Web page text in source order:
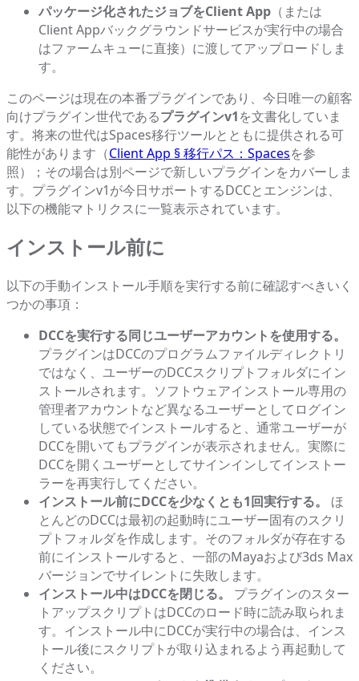
パッケージ化されたジョブをClient App （または
Client Appバックグラウンドサービスが実行中の場合
はファームキューに直接）に渡してアップロードしま
す。
このページは現在の本番プラグインであり、今日唯一の顧客
向けプラグイン世代であるプラグインv1を文書化していま
す。将来の世代はSpaces移行ツールとともに提供される可
能性があります（Client App § 移行パス：Spacesを参
照）；その場合は別ページで新しいプラグインをカバーしま
す。プラグインv1が今日サポートするDCCとエンジンは、
以下の機能マトリクスに一覧表示されています。
インストール前に
以下の手動インストール手順を実行する前に確認すべきいく
つかの事項：
DCCを実行する同じユーザーアカウントを使用する。
プラグインはDCCのプログラムファイルディレクトリ
ではなく、ユーザーのDCCスクリプトフォルダにイン
ストールされます。ソフトウェアインストール専用の
管理者アカウントなど異なるユーザーとしてログイン
している状態でインストールすると、通常ユーザーが
DCCを開いてもプラグインが表示されません。実際に
DCCを開くユーザーとしてサインインしてインストー
ラーを再実行してください。
インストール前にDCCを少なくとも1回実行する。
ほ
とんどのDCCは最初の起動時にユーザー固有のスクリ
プトフォルダを作成します。そのフォルダが存在する
前にインストールすると、一部のMayaおよび3ds Max
バージョンでサイレントに失敗します。
インストール中はDCCを閉じる。
プラグインのスター
トアップスクリプトはDCCのロード時に読み取られま
す。インストール中にDCCが実行中の場合は、インス
トール後にスクリプトが取り込まれるよう再起動して
ください。